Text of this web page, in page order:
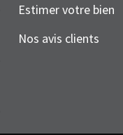
Estimer votre bien
Nos avis clients